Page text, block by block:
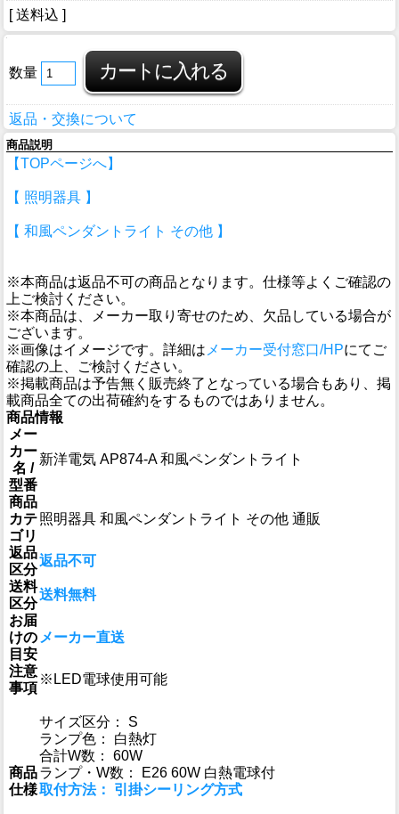
[ 送料込 ]
数量
返品・交換について
商品説明
【TOPページへ】
【 照明器具 】
【 和風ペンダントライト その他 】
※本商品は返品不可の商品となります。仕様等よくご確認の
上ご検討ください。
※本商品は、メーカー取り寄せのため、欠品している場合が
ございます。
※画像はイメージです。詳細は メーカー受付窓口/HPにてご
確認の上、ご検討ください。
※掲載商品は予告無く販売終了となっている場合もあり、掲
載商品全ての出荷確約をするものではありません。
商品情報
メー
カー
名 /
型番
新洋電気 AP874-A 和風ペンダントライト
商品
カテ
ゴリ
照明器具 和風ペンダントライト その他 通販
返品
区分
返品不可
送料
区分
送料無料
お届
けの
目安
メーカー直送
注意
事項
※LED電球使用可能
商品
仕様
サイズ区分： S
ランプ色： 白熱灯
合計W数： 60W
ランプ・W数： E26 60W 白熱電球付
取付方法： 引掛シーリング方式